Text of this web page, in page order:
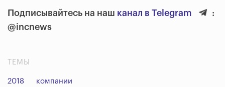
Подписывайтесь на наш канал в Telegram
:
@incnews
ТЕМЫ
2018 компании